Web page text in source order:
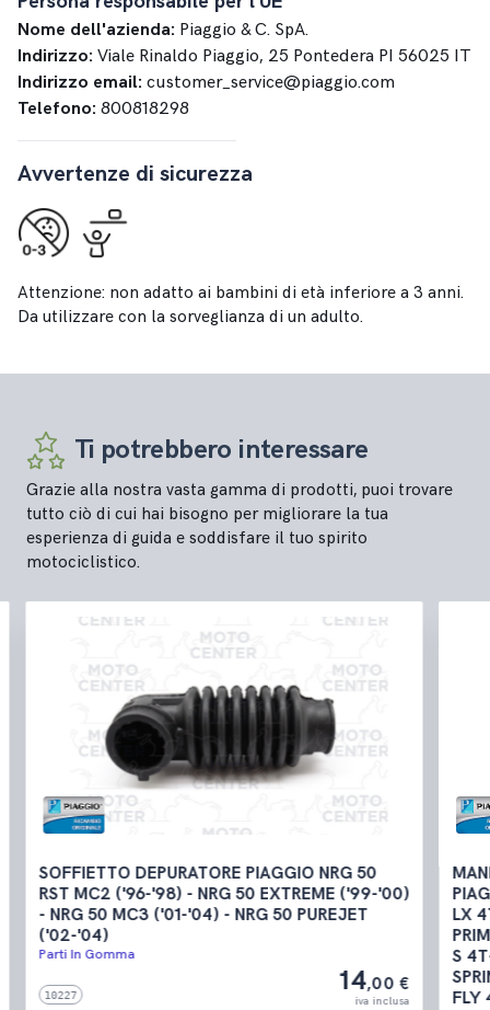
Nome dell'azienda: Piaggio & C. SpA.
Indirizzo: Viale Rinaldo Piaggio, 25 Pontedera PI 56025 IT
Indirizzo email: customer_service@piaggio.com
Telefono: 800818298
Avvertenze di sicurezza
Attenzione: non adatto ai bambini di età inferiore a 3 anni.
Da utilizzare con la sorveglianza di un adulto.
Ti potrebbero interessare
Grazie alla nostra vasta gamma di prodotti, puoi trovare
tutto ciò di cui hai bisogno per migliorare la tua
esperienza di guida e soddisfare il tuo spirito
motociclistico.
NRG 50
('99-'00)
PUREJET
14
iva inclusa
MANICOTTO DEPURATORE
PIAGGIO VESPA LX 4T-4V 50 ('09-'13) -
LX 4T-4V TOURING 50 ('10-'13) - VESPA
PRIMAVERA 4T-4V NO ABS 50 ('13-'17) -
S 4T-4V & COLLEGE 50 ('08-'12) -
SPRINT 4T 4V NOABS E2 EMEA 50 ('14-